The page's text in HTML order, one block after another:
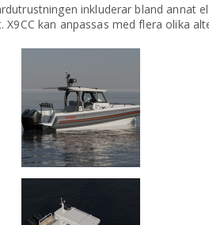
inkluderar bland annat
X9CC kan anpassas med flera olika